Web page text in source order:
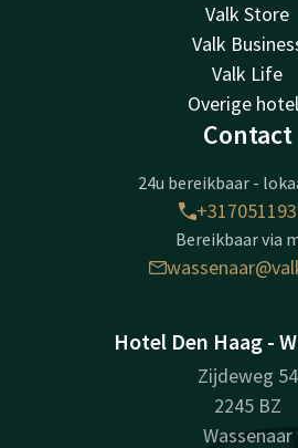
Valk Store
Valk
Valk Life
Overige
Contact
24u bereikbaar -
Bereikbaar via
Hotel Den Haag -
Zijdeweg 54
2245 BZ
Wassenaar